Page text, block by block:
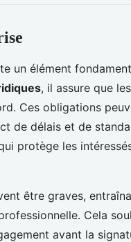
un élément
, il assure que
Ces obligations
de délais et de
protège les
être graves,
Cela
avant la